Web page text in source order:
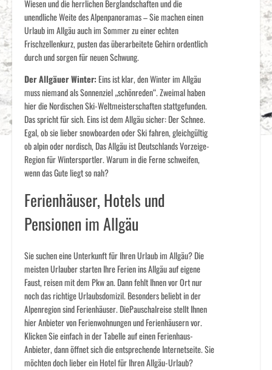
Wiesen und die herrlichen Berglandschaften und die
unendliche Weite des Alpenpanoramas – Sie machen einen
Urlaub im Allgäu auch im Sommer zu einer echten
Frischzellenkurz, pusten das überarbeitete Gehirn ordentlich
durch und sorgen für neuen Schwung.
Der Allgäuer Winter: Eins ist klar, den Winter im Allgäu
muss niemand als Sonnenziel „schönreden“. Zweimal haben
hier die Nordischen Ski-Weltmeisterschaften stattgefunden.
Das spricht für sich. Eins ist dem Allgäu sicher: Der Schnee.
Egal, ob sie lieber snowboarden oder Ski fahren, gleichgültig
ob alpin oder nordisch, Das Allgäu ist Deutschlands Vorzeige-
Region für Wintersportler. Warum in die Ferne schweifen,
wenn das Gute liegt so nah?
Ferienhäuser, Hotels und
Pensionen im Allgäu
Sie suchen eine Unterkunft für Ihren Urlaub im Allgäu? Die
meisten Urlauber starten Ihre Ferien ins Allgäu auf eigene
Faust, reisen mit dem Pkw an. Dann fehlt Ihnen vor Ort nur
noch das richtige Urlaubsdomizil. Besonders beliebt in der
Alpenregion sind Ferienhäuser. DiePauschalreise stellt Ihnen
hier Anbieter von Ferienwohnungen und Ferienhäusern vor.
Klicken Sie einfach in der Tabelle auf einen Ferienhaus-
Anbieter, dann öffnet sich die entsprechende Internetseite. Sie
möchten doch lieber ein Hotel für Ihren Allgäu-Urlaub?